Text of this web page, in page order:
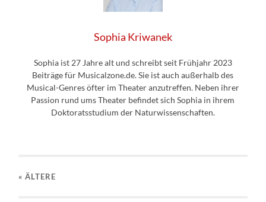
Sophia Kriwanek
Sophia ist 27 Jahre alt und schreibt seit Frühjahr 2023
Beiträge für Musicalzone.de. Sie ist auch außerhalb des
Musical-Genres öfter im Theater anzutreffen. Neben ihrer
Passion rund ums Theater befindet sich Sophia in ihrem
Doktoratsstudium der Naturwissenschaften.
« ÄLTERE